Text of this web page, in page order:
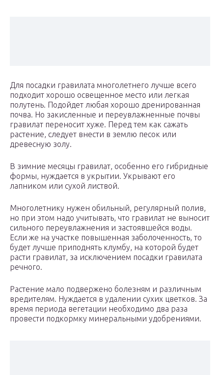
Для посадки гравилата многолетнего лучше всего
подходит хорошо освещенное место или легкая
полутень. Подойдет любая хорошо дренированная
почва. Но закисленные и переувлажненные почвы
гравилат переносит хуже. Перед тем как сажать
растение, следует внести в землю песок или
древесную золу.
В зимние месяцы гравилат, особенно его гибридные
формы, нуждается в укрытии. Укрывают его
лапником или сухой листвой.
Многолетнику нужен обильный, регулярный полив,
но при этом надо учитывать, что гравилат не выносит
сильного переувлажнения и застоявшейся воды.
Если же на участке повышенная заболоченность, то
будет лучше приподнять клумбу, на которой будет
расти гравилат, за исключением посадки гравилата
речного.
Растение мало подвержено болезням и различным
вредителям. Нуждается в удалении сухих цветков. За
время периода вегетации необходимо два раза
провести подкормку минеральными удобрениями.